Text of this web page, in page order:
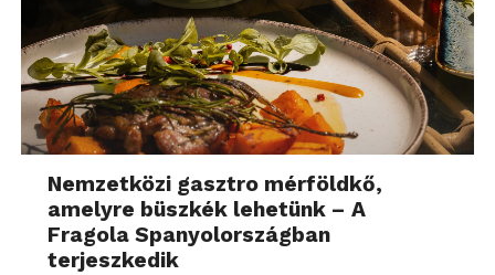
Nemzetközi gasztro mérföldkő,
amelyre büszkék lehetünk – A
Fragola Spanyolországban
terjeszkedik